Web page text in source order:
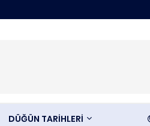
DÜĞÜN TARİHLERİ